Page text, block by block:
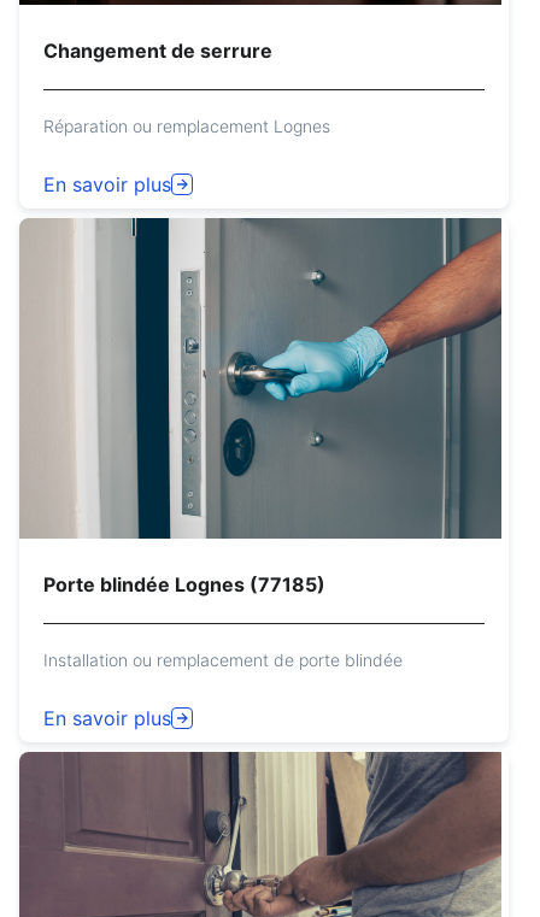
Changement de serrure
Réparation ou remplacement Lognes
En savoir plus
Porte blindée Lognes (77185)
Installation ou remplacement de porte blindée
En savoir plus